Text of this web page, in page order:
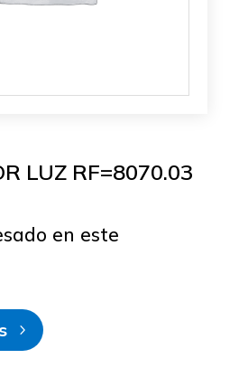
LUZ RF=8070.03
en este